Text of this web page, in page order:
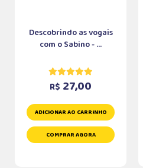
Descobrindo as vogais
com o Sabino - ...
R$ 27,00
ADICIONAR AO CARRINHO
COMPRAR AGORA